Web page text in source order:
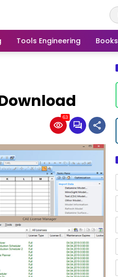
Tools Engineering Books
63